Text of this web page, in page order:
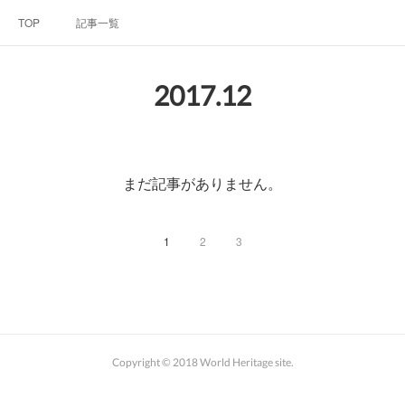
TOP 記事一覧
2017.12
まだ記事がありません。
1 2 3
Copyright © 2018 World Heritage site.